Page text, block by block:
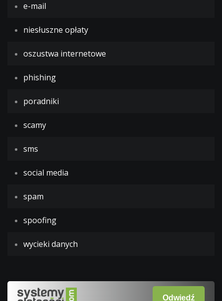
e-mail
niesłuszne opłaty
oszustwa internetowe
phishing
poradniki
scamy
sms
social media
spam
spoofing
wycieki danych
Odwiedź